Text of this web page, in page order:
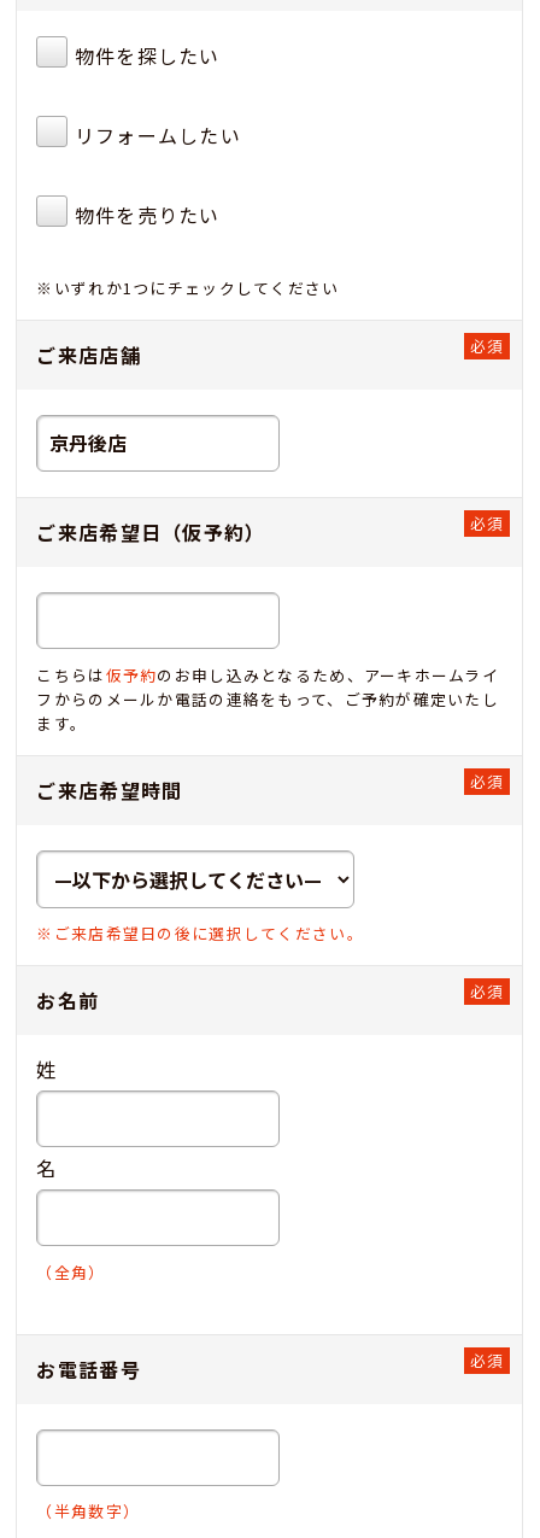
物件を探したい
リフォームしたい
物件を売りたい
※いずれか1つにチェックしてください
ご来店店舗
ご来店希望日（仮予約）
こちらは仮予約のお申し込みとなるため、アーキホームライ
フからのメールか電話の連絡をもって、ご予約が確定いたし
ます。
ご来店希望時間
※ご来店希望日の後に選択してください。
お名前
姓
名
（全角）
お電話番号
（半角数字）